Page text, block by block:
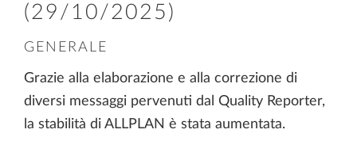
(29/10/2025)
GENERALE
Grazie alla elaborazione e alla correzione di
diversi messaggi pervenuti dal Quality Reporter,
la stabilità di ALLPLAN è stata aumentata.